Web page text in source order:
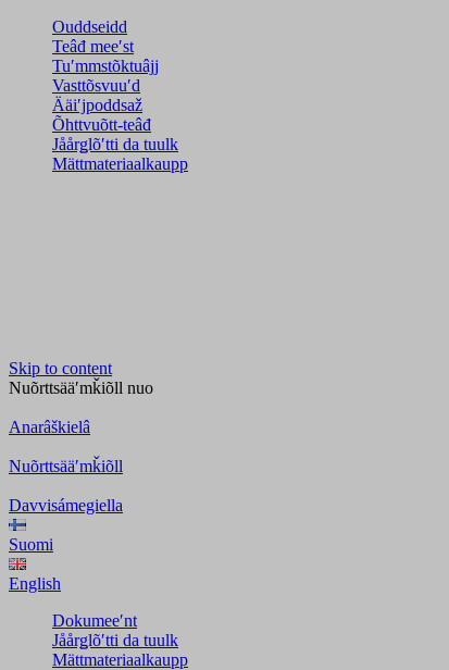
Ouddseidd
Teâđ meeʹst
Tuʹmmstõktuâjj
Vasttõsvuuʹd
Ääiʹjpoddsaž
Õhttvuõtt-teâđ
Jåårǥlõʹtti da tuulk
Mättmateriaalkaupp
Skip to content
Nuõrttsääʹmǩiõll nuo
Anarâškielâ
Nuõrttsääʹmǩiõll
Davvisámegiella
Suomi
English
Dokumeeʹnt
Jåårǥlõʹtti da tuulk
Mättmateriaalkaupp